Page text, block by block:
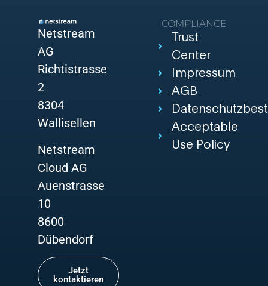
Netstream
AG
Richtistrasse
2
8304
Wallisellen
Netstream
Cloud AG
Auenstrasse
10
8600
Dübendorf
Jetzt
kontaktieren
COMPLIANCE
Trust
Center
Impressum
AGB
Acceptable
Use Policy